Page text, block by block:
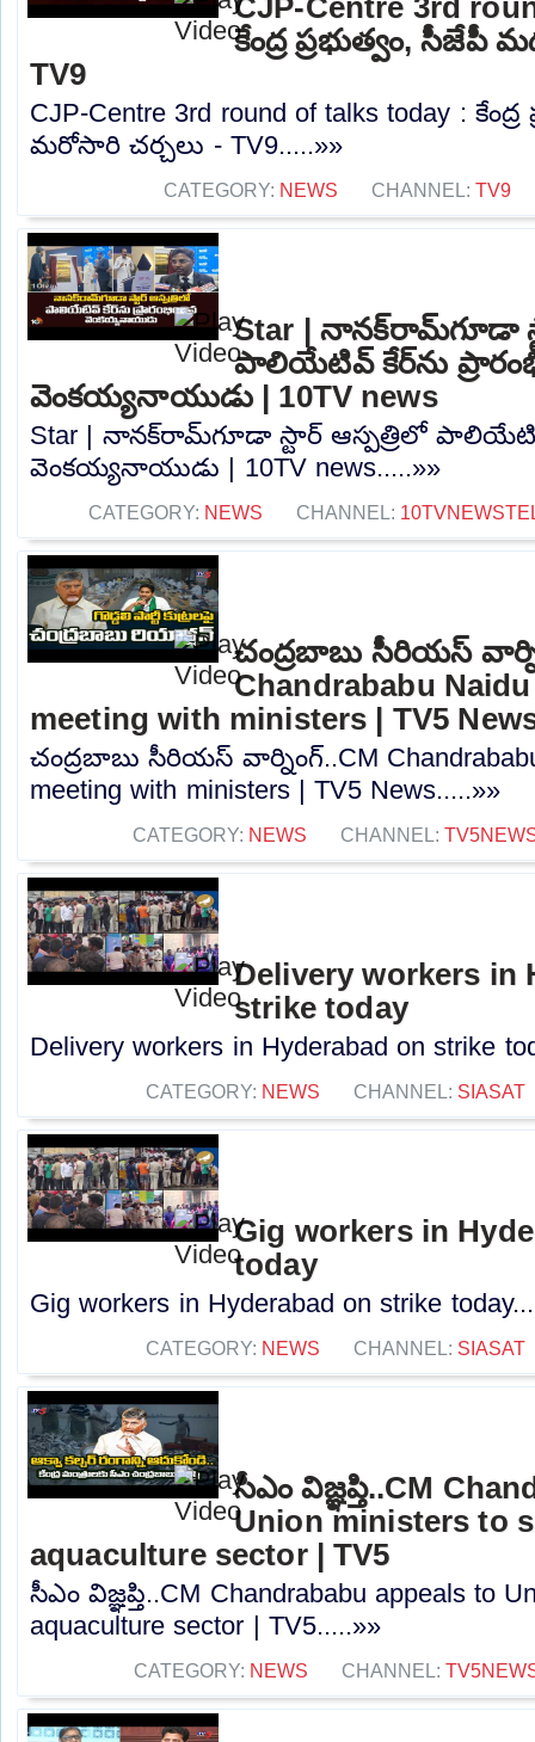
CJP-Centre 3rd
కేంద్ర ప్రభుత్వం, సీజేపీ
TV9
CJP-Centre 3rd round of talks today :
మరోసారి చర్చలు - TV9.....»»
CATEGORY: NEWS CHANNEL: TV9
Star | నానక్‌రామ్‌గూడా
పాలియేటివ్ కేర్‌ను
వెంకయ్యనాయుడు | 10TV news
Star | నానక్‌రామ్‌గూడా స్టార్ ఆస్పత్రిలో
వెంకయ్యనాయుడు | 10TV news.....»»
CATEGORY: NEWS CHANNEL:
చంద్రబాబు సీరియస్
Chandrababu
meeting with ministers | TV5
చంద్రబాబు సీరియస్ వార్నింగ్..CM
meeting with ministers | TV5 News.....»»
CATEGORY: NEWS CHANNEL:
Delivery workers in
strike today
Delivery workers in Hyderabad on strike
CATEGORY: NEWS CHANNEL: SIASAT
Gig workers in
today
Gig workers in Hyderabad on strike
CATEGORY: NEWS CHANNEL: SIASAT
సీఎం విజ్ఞప్తి..CM
Union ministers to
aquaculture sector | TV5
సీఎం విజ్ఞప్తి..CM Chandrababu appeals to
aquaculture sector | TV5.....»»
CATEGORY: NEWS CHANNEL: